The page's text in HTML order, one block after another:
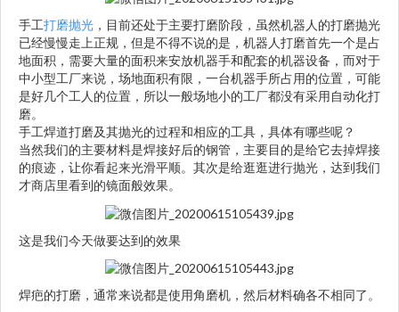
手工打磨抛光 ，目前还处于主要打磨阶段，虽然机器人的打磨抛光
已经慢慢走上正规，但是不得不说的是，机器人打磨首先一个是占
地面积，需要大量的面积来安放机器手和配套的机器设备，而对于
中小型工厂来说，场地面积有限，一台机器手所占用的位置，可能
是好几个工人的位置，所以一般场地小的工厂都没有采用自动化打
磨。
手工焊道打磨及其抛光的过程和相应的工具，具体有哪些呢？
当然我们的主要材料是焊接好后的钢管，主要目的是给它去掉焊接
的痕迹，让你看起来光滑平顺。其次是给逛逛进行抛光，达到我们
才商店里看到的镜面般效果。
这是我们今天做要达到的效果
焊疤的打磨，通常来说都是使用角磨机，然后材料确各不相同了。